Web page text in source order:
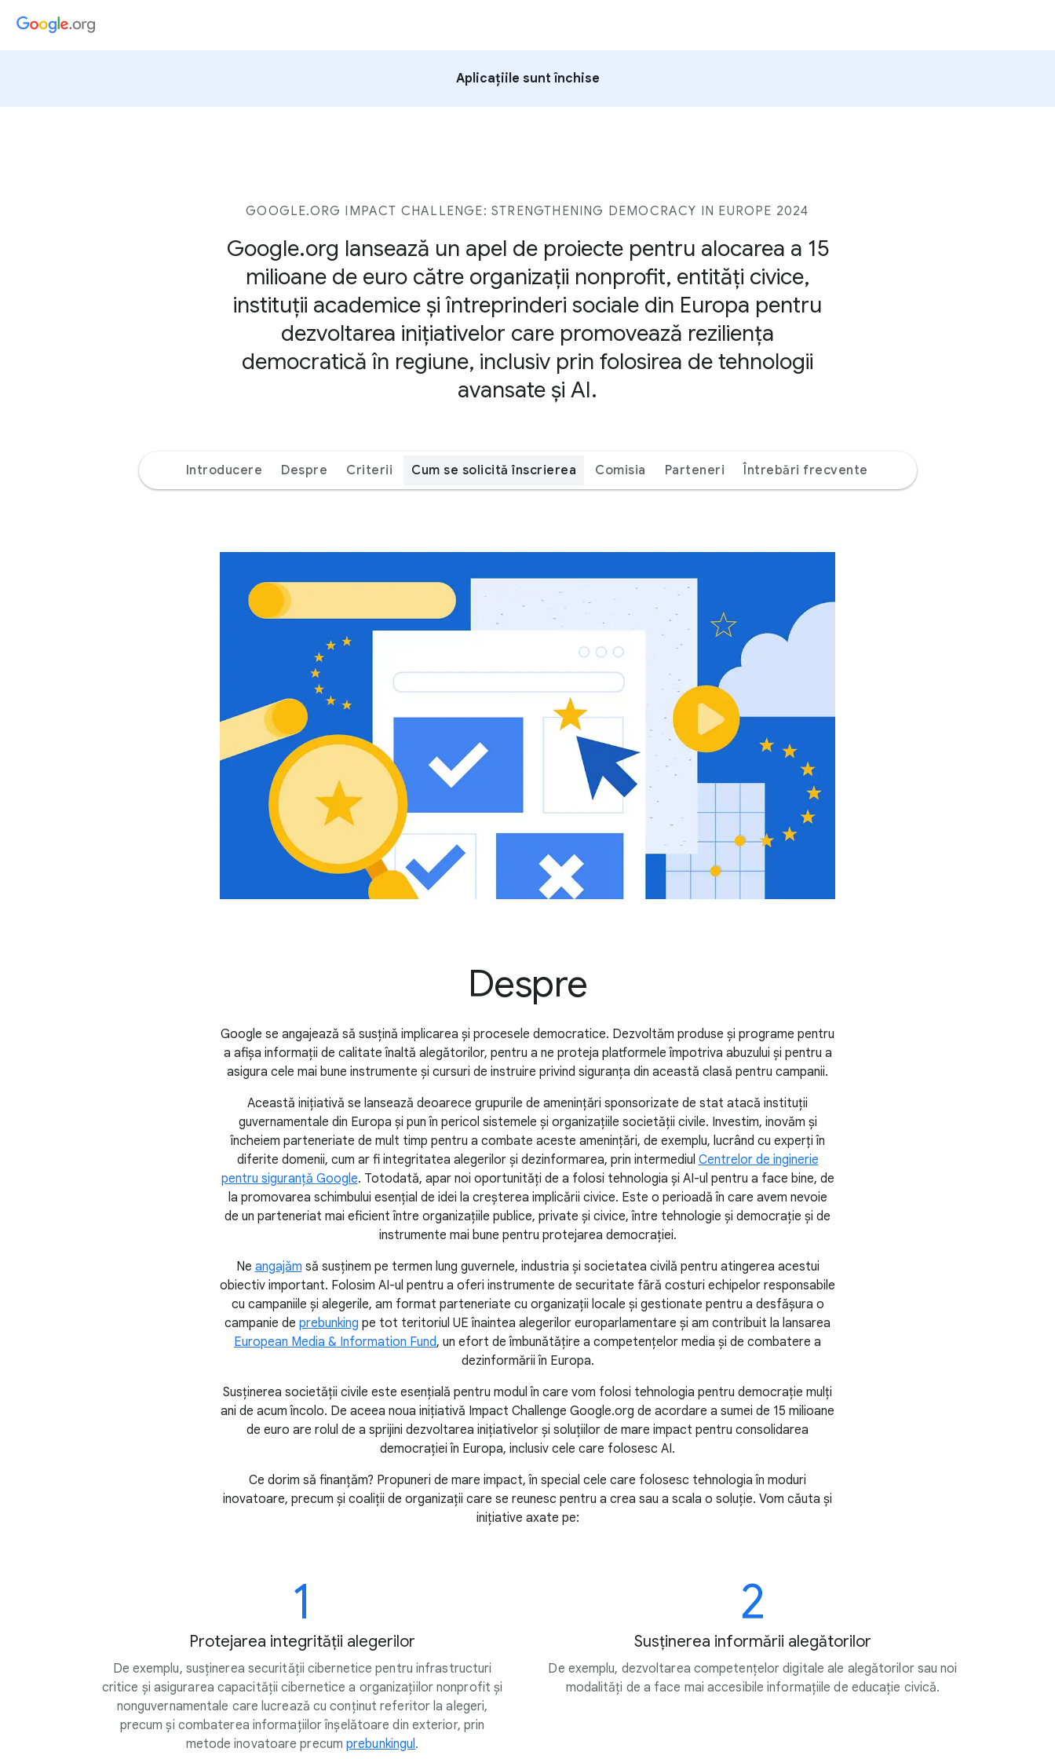
Aplicațiile sunt închise
GOOGLE.ORG IMPACT CHALLENGE: STRENGTHENING DEMOCRACY IN EUROPE 2024
Google.org lansează un apel de proiecte pentru alocarea a 15
milioane de euro către organizații nonprofit, entități civice,
instituții academice și întreprinderi sociale din Europa pentru
dezvoltarea inițiativelor care promovează reziliența
democratică în regiune, inclusiv prin folosirea de tehnologii
avansate și AI.
Introducere Despre Criterii Cum se solicită înscrierea Comisia Parteneri Întrebări frecvente
Despre
Google se angajează să susțină implicarea și procesele democratice. Dezvoltăm produse și programe pentru
a afișa informații de calitate înaltă alegătorilor, pentru a ne proteja platformele împotriva abuzului și pentru a
asigura cele mai bune instrumente și cursuri de instruire privind siguranța din această clasă pentru campanii.
Această inițiativă se lansează deoarece grupurile de amenințări sponsorizate de stat atacă instituții
guvernamentale din Europa și pun în pericol sistemele și organizațiile societății civile. Investim, inovăm și
încheiem parteneriate de mult timp pentru a combate aceste amenințări, de exemplu, lucrând cu experți în
diferite domenii, cum ar fi integritatea alegerilor și dezinformarea, prin intermediul Centrelor de inginerie
pentru siguranță Google. Totodată, apar noi oportunități de a folosi tehnologia și AI-ul pentru a face bine, de
la promovarea schimbului esențial de idei la creșterea implicării civice. Este o perioadă în care avem nevoie
de un parteneriat mai eficient între organizațiile publice, private și civice, între tehnologie și democrație și de
instrumente mai bune pentru protejarea democrației.
Ne angajăm să susținem pe termen lung guvernele, industria și societatea civilă pentru atingerea acestui
obiectiv important. Folosim AI-ul pentru a oferi instrumente de securitate fără costuri echipelor responsabile
cu campaniile și alegerile, am format parteneriate cu organizații locale și gestionate pentru a desfășura o
campanie de prebunking pe tot teritoriul UE înaintea alegerilor europarlamentare și am contribuit la lansarea
European Media & Information Fund, un efort de îmbunătățire a competențelor media și de combatere a
dezinformării în Europa.
Susținerea societății civile este esențială pentru modul în care vom folosi tehnologia pentru democrație mulți
ani de acum încolo. De aceea noua inițiativă Impact Challenge Google.org de acordare a sumei de 15 milioane
de euro are rolul de a sprijini dezvoltarea inițiativelor și soluțiilor de mare impact pentru consolidarea
democrației în Europa, inclusiv cele care folosesc AI.
Ce dorim să finanțăm? Propuneri de mare impact, în special cele care folosesc tehnologia în moduri
inovatoare, precum și coaliții de organizații care se reunesc pentru a crea sau a scala o soluție. Vom căuta și
inițiative axate pe:
1
Protejarea integrității alegerilor
De exemplu, susținerea securității cibernetice pentru infrastructuri
critice și asigurarea capacității cibernetice a organizațiilor nonprofit și
nonguvernamentale care lucrează cu conținut referitor la alegeri,
precum și combaterea informațiilor înșelătoare din exterior, prin
metode inovatoare precumprebunkingul .
2
Susținerea informării alegătorilor
De exemplu, dezvoltarea competențelor digitale ale alegătorilor sau noi
modalități de a face mai accesibile informațiile de educație civică.